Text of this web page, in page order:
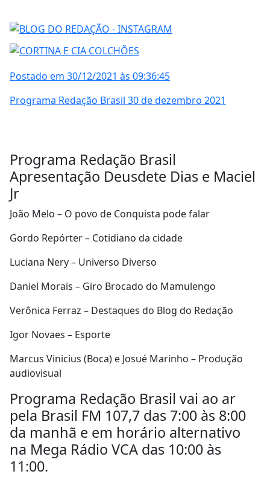
Postado em 30/12/2021 às 09:36:45
Programa Redação Brasil 30 de dezembro 2021
Programa Redação Brasil
Apresentação Deusdete Dias e Maciel
Jr
João Melo – O povo de Conquista pode falar
Gordo Repórter – Cotidiano da cidade
Luciana Nery – Universo Diverso
Daniel Morais – Giro Brocado do Mamulengo
Verônica Ferraz – Destaques do Blog do Redação
Igor Novaes – Esporte
Marcus Vinicius (Boca) e Josué Marinho – Produção
audiovisual
Programa Redação Brasil vai ao ar
pela Brasil FM 107,7 das 7:00 às 8:00
da manhã e em horário alternativo
na Mega Rádio VCA das 10:00 às
11:00.